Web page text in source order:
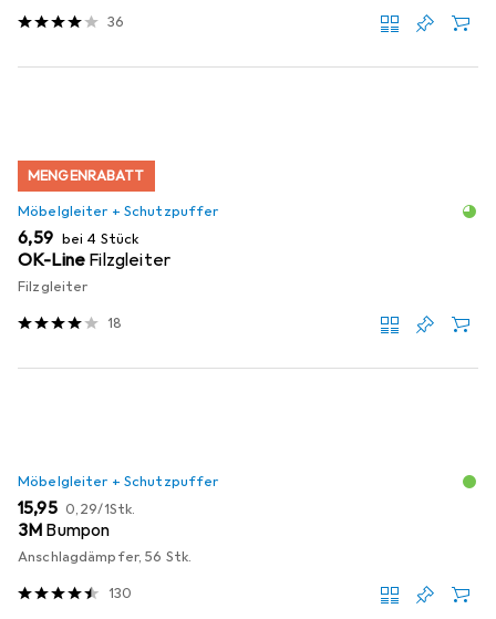
36
MENGENRABATT
Möbelgleiter + Schutzpuffer
EUR
6,59 bei 4 Stück
OK-Line Filzgleiter
Filzgleiter
18
Möbelgleiter + Schutzpuffer
EUR
15,95 EUR
0,29/1Stk.
3M Bumpon
Anschlagdämpfer, 56 Stk.
130